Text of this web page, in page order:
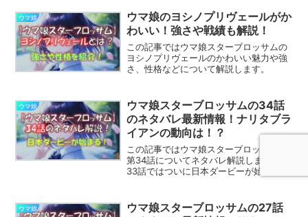
サムのネタバレを含みます目次の後から
記事の本文が始まり...
ウマ娘
ウマ娘のヨシノプリヴェールがか
わいい！強さや戦績も解説！
この記事ではウマ娘スターブロッサムの
ヨシノプリヴェールのかわいい魅力や強
さ、性格などについて解説します。
ウマ娘
ウマ娘スターブロッサムの34話
のネタバレ最新情報！ナリタブラ
イアンの動向は！？
この記事ではウマ娘スターブロッサムの
第34話についてネタバレ解説します。第
33話ではついに日本ダービーが始まりま
ッサムのネタバレを含みます目次の後か
ウマ娘
ウマ娘スターブロッサムの27話